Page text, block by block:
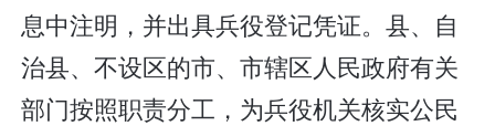
息中注明，并出具兵役登记凭证。县、自
治县、不设区的市、市辖区人民政府有关
部门按照职责分工，为兵役机关核实公民